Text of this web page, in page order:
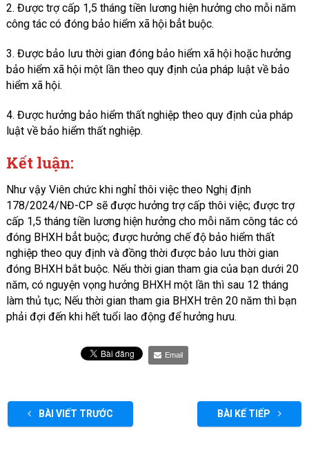
2. Được trợ cấp 1,5 tháng tiền lương hiện hưởng cho mỗi năm
công tác có đóng bảo hiểm xã hội bẳt buộc.
3. Được bảo lưu thời gian đóng bảo hiểm xã hội hoặc hưởng
bảo hiểm xã hội một lần theo quy định của pháp luật về bảo
hiểm xã hội.
4. Được hưởng bảo hiểm thất nghiệp theo quy định của pháp
luật về bảo hiểm thất nghiệp.
Kết luận:
Như vậy Viên chức khi nghỉ thôi việc theo Nghị định
178/2024/NĐ-CP sẽ được hưởng trợ cấp thôi việc; được trợ
cấp 1,5 tháng tiền lương hiện hưởng cho mỗi năm công tác có
đóng BHXH bẳt buộc; được hưởng chế độ bảo hiểm thất
nghiệp theo quy định và đồng thời được bảo lưu thời gian
đóng BHXH bắt buộc. Nếu thời gian tham gia của bạn dưới 20
năm, có nguyện vọng hưởng BHXH một lần thì sau 12 tháng
làm thủ tục; Nếu thời gian tham gia BHXH trên 20 năm thì bạn
phải đợi đến khi hết tuổi lao động để hưởng hưu.
Email
BÀI VIẾT TRƯỚC BÀI KẾ TIẾP